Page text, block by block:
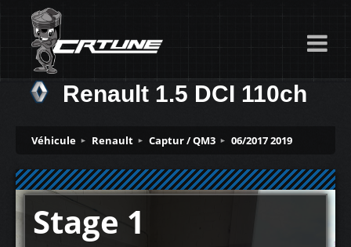
Renault 1.5 DCI 110ch
Véhicule Renault Captur / QM3 06/2017 2019
Stage 1